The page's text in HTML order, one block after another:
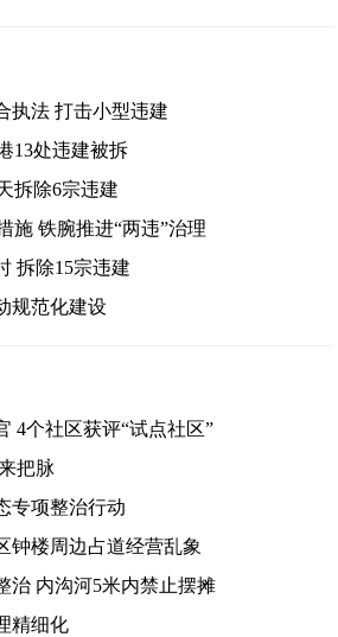
执法 打击小型违建
13处违建被拆
拆除6宗违建
施 铁腕推进“两违”治理
拆除15宗违建
规范化建设
4个社区获评“试点社区”
把脉
专项整治行动
钟楼周边占道经营乱象
治 内沟河5米内禁止摆摊
精细化